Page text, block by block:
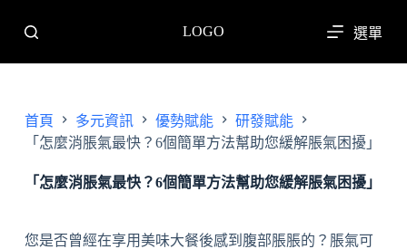
至
主
容
LOGO 選單
首頁 多元資訊 優勢賦能
研發賦能
「怎麼消脹氣最快？6個簡單方法幫助您緩解脹氣困擾」
「怎麼消脹氣最快？6個簡單方法幫助您緩解脹氣困擾」
您是否曾經在享用美味大餐後感到腹部脹脹的？脹氣可